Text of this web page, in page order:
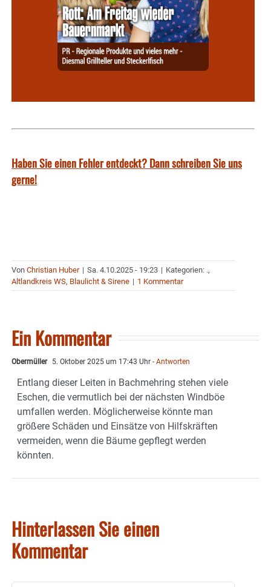
Haben Sie einen Fehler entdeckt? Dann schreiben Sie uns
gerne!
Von Christian Huber | Sa. 4.10.2025 - 19:23 | Kategorien: .,
Altlandkreis WS, Blaulicht & Sirene | 1 Kommentar
Ein Kommentar
Obermüller 5. Oktober 2025 um 17:43 Uhr - Antworten
Entlang dieser Leiten in Bachmehring stehen viele
Eschen, die vermutlich bei der nächsten Windböe
umfallen werden. Möglicherweise könnte man
größere Schäden und Einsätze von Hilfskräften
vermeiden, wenn die Bäume gepflegt werden
könnten.
Hinterlassen Sie einen
Kommentar